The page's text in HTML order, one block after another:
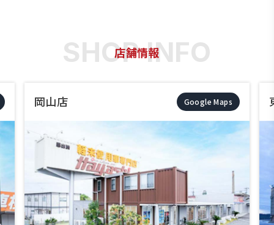
店舗情報
岡山店 Google Maps